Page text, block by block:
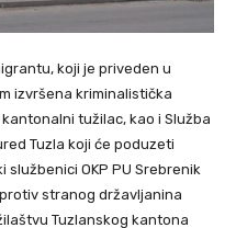
koji je priveden u
izvršena kriminalistička
tužilac, kao i Služba
Tuzla koji će poduzeti
OKP PU Srebrenik
stranog državljanina
Tuzlanskog kantona